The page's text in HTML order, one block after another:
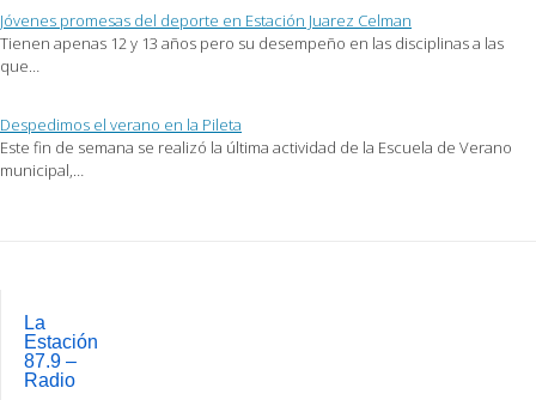
Jóvenes promesas del deporte en Estación Juarez Celman
Tienen apenas 12 y 13 años pero su desempeño en las disciplinas a las
que…
Despedimos el verano en la Pileta
Este fin de semana se realizó la última actividad de la Escuela de Verano
municipal,…
navigation
La
Estación
87.9 –
Radio